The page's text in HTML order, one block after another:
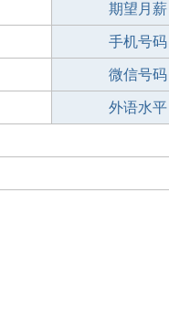
期望月薪
手机号码
微信号码
外语水平